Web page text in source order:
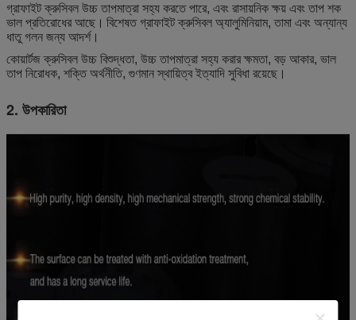
গ্রাফাইট ক্রুসিবল উচ্চ তাপমাত্রা সহ্য করতে পারে, এবং রাসায়নিক ক্ষয় এবং তাপ শক
ভাল প্রতিরোধের আছে। বিশেষত গ্রাফাইট ক্রুসিবল অ্যালুমিনিয়াম, তামা এবং অন্যান্য
ধাতু গলন জন্য আদর্শ।
কোয়ার্টজ ক্রুসিবল উচ্চ বিশুদ্ধতা, উচ্চ তাপমাত্রা সহ্য করার ক্ষমতা, বড় আকার, ভাল
তাপ নিরোধক, শক্তি অর্থনীতি, গুণমান স্থায়িত্ব ইত্যাদি সুবিধা রয়েছে।
2. উপকারিতা